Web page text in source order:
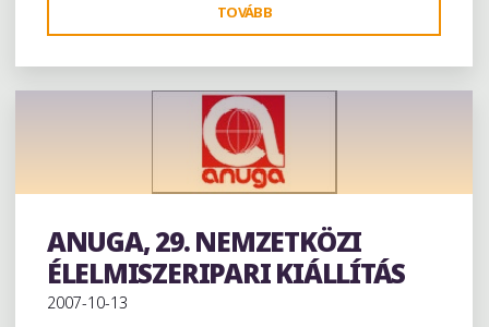
TOVÁBB
NEMZETKÖZI
MEZŐGAZDASÁGIGÉP
SZAKKIÁLLÍTÁS,
Kiállítás
ANUGA, 29. NEMZETKÖZI
ÉLELMISZERIPARI KIÁLLÍTÁS
2007-10-13